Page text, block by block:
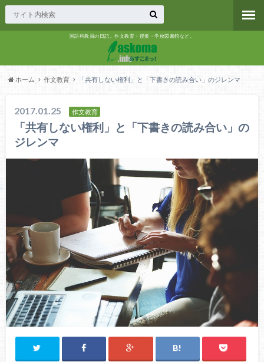
国語科教員の日記。作文教育・授業・学校図書館など。
ホーム 作文教育 「共有しない権利」と「下書きの読み合い」のジレンマ
2017.01.25 作文教育
「共有しない権利」と「下書きの読み合い」の
ジレンマ